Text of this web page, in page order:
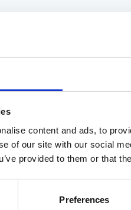
content and ads, to
of our site with our social
provided to them or that
Preferences